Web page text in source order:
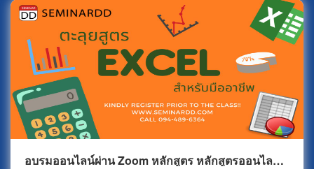
อบรมออนไลน์ผ่าน Zoom หลักสูตร หลักสูตรออนไลน์ ตะลุยสูตร Excel สำหรับมืออาชีพ